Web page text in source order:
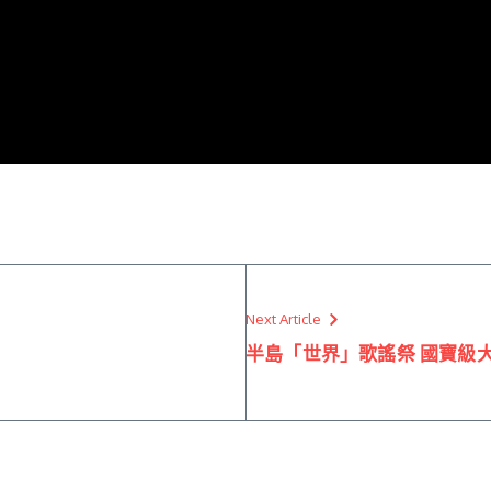
Next Article
半島「世界」歌謠祭 國寶級